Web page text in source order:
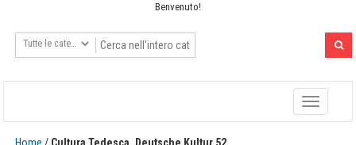
Benvenuto!
Toggle
navigation